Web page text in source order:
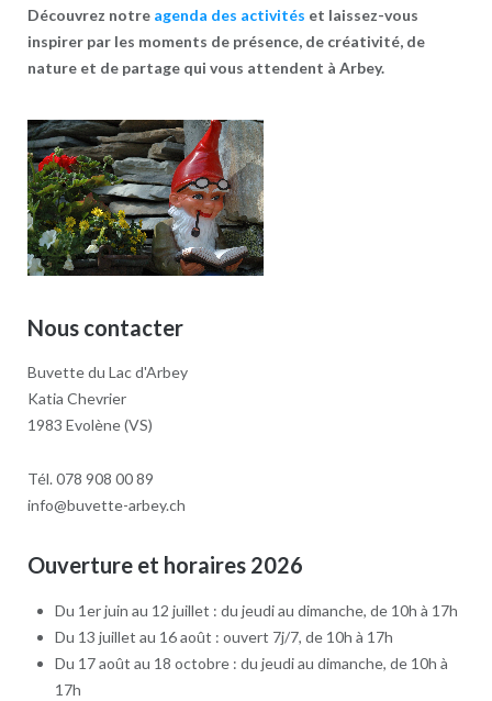
Découvrez notre agenda des activités et laissez-vous
inspirer par les moments de présence, de créativité, de
nature et de partage qui vous attendent à Arbey.
Nous contacter
Buvette du Lac d'Arbey
Katia Chevrier
1983 Evolène (VS)
Tél. 078 908 00 89
info@buvette-arbey.ch
Ouverture et horaires 2026
Du 1er juin au 12 juillet : du jeudi au dimanche, de 10h à 17h
Du 13 juillet au 16 août : ouvert 7j/7, de 10h à 17h
Du 17 août au 18 octobre : du jeudi au dimanche, de 10h à
17h